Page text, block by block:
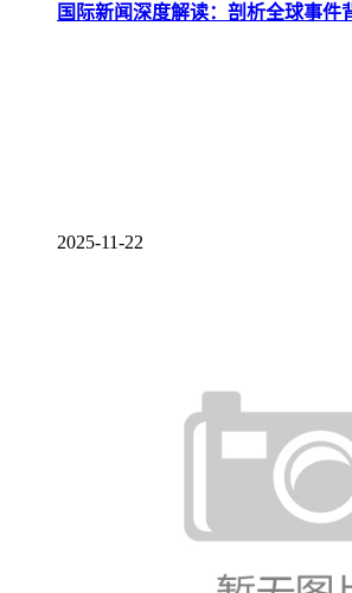
国际新闻深度解读：剖析全球事件
2025-11-22